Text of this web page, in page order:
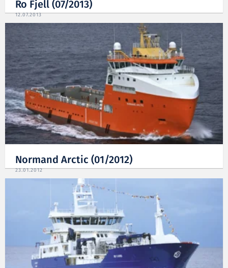
Ro Fjell (07/2013)
12.07.2013
Normand Arctic (01/2012)
23.01.2012